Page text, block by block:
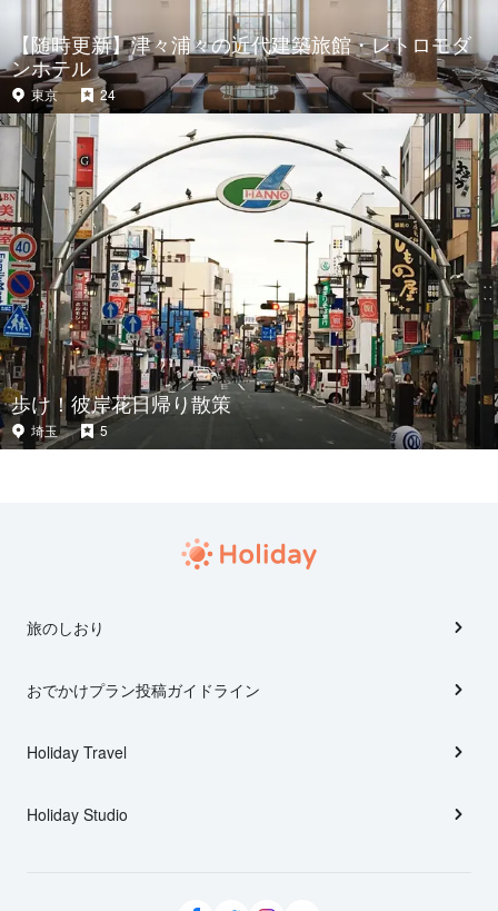
【随時更新】津々浦々の近代建築旅館・レトロモダ
ンホテル
東京 24
歩け！彼岸花日帰り散策
埼玉 5
旅のしおり
おでかけプラン投稿ガイドライン
Holiday Travel
Holiday Studio